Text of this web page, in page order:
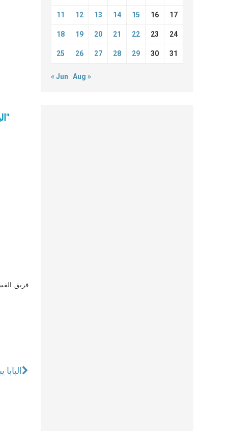
البابا بندكتس عشر: إن الحج لا يعني فقط السير نحو المعبد. إنه في الأساس أيضاً مسيرة العودة الى الحياة اليومية"
فريق
11 12 13 14 15 16 17
18 19 20 21 22 23 24
25 26 27 28 29 30 31
« Jun Aug »